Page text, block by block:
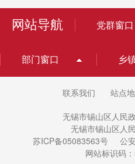
网站导航 党群窗口
部门窗口 乡
联系我们 站点
无锡市锡山区人民
无锡市锡山区人
苏ICP备05083563号
公
网站标识码